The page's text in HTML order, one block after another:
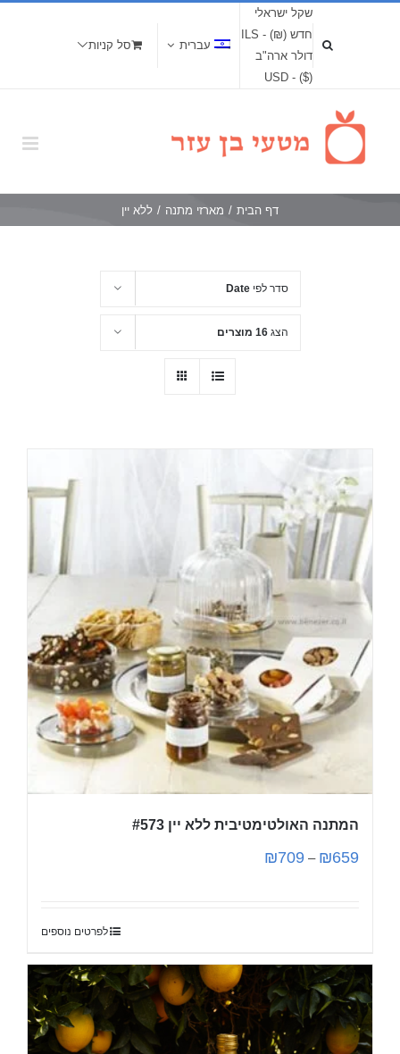
שקל ישראלי
חדש (₪) - ILS
דולר ארה"ב
($) - USD
עברית סל קניות
דף הבית / מארזי מתנה / ללא יין
סדר לפיDate
הצג16 מוצרים
המתנה האולטימטיבית ללא יין #573
₪659
–
₪709
לפרטים נוספים